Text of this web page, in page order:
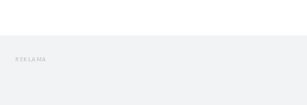
REKLAMA